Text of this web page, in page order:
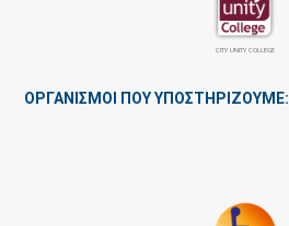
CITY UNITY COLLEGE
ΟΡΓΑΝΙΣΜΟΙ ΠΟΥ ΥΠΟΣΤΗΡΙΖΟΥΜΕ: